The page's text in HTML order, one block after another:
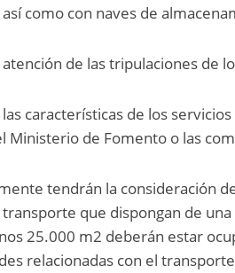
como con naves de
de las tripulaciones de
características de los
de Fomento o las
tendrán la consideración
que dispongan de
25.000 m2 deberán estar
relacionadas con el